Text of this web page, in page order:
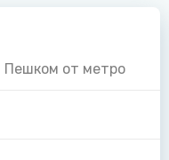
Пешком от метро